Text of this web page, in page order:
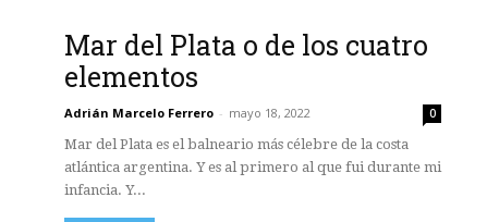
Mar del Plata o de los cuatro
elementos
Adrián Marcelo Ferrero - mayo 18, 2022 0
Mar del Plata es el balneario más célebre de la costa
atlántica argentina. Y es al primero al que fui durante mi
infancia. Y...